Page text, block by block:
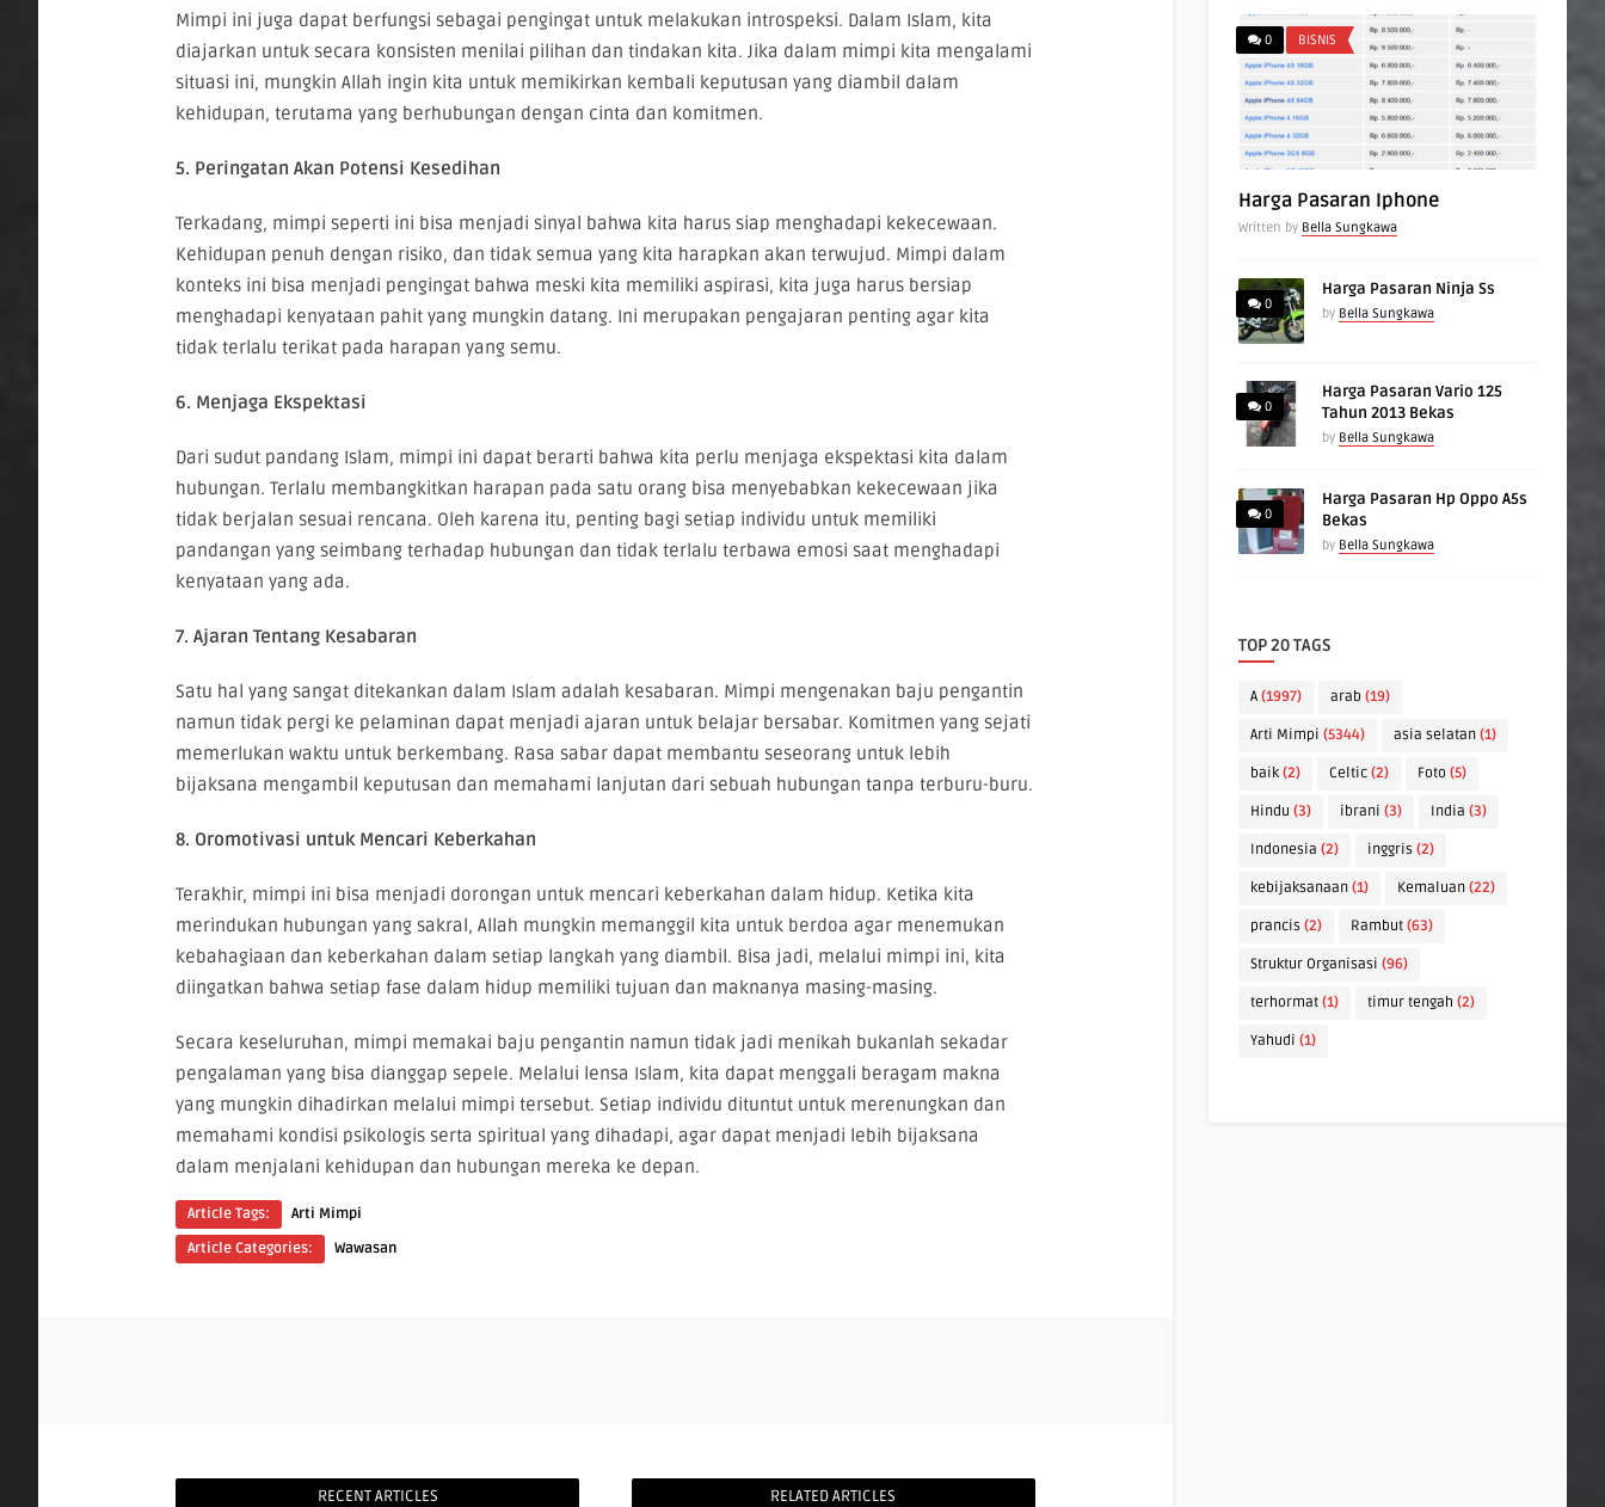
Mimpi ini juga dapat berfungsi sebagai pengingat untuk melakukan introspeksi. Dalam Islam, kita
diajarkan untuk secara konsisten menilai pilihan dan tindakan kita. Jika dalam mimpi kita mengalami
situasi ini, mungkin Allah ingin kita untuk memikirkan kembali keputusan yang diambil dalam
kehidupan, terutama yang berhubungan dengan cinta dan komitmen.
5. Peringatan Akan Potensi Kesedihan
Terkadang, mimpi seperti ini bisa menjadi sinyal bahwa kita harus siap menghadapi kekecewaan.
Kehidupan penuh dengan risiko, dan tidak semua yang kita harapkan akan terwujud. Mimpi dalam
konteks ini bisa menjadi pengingat bahwa meski kita memiliki aspirasi, kita juga harus bersiap
menghadapi kenyataan pahit yang mungkin datang. Ini merupakan pengajaran penting agar kita
tidak terlalu terikat pada harapan yang semu.
6. Menjaga Ekspektasi
Dari sudut pandang Islam, mimpi ini dapat berarti bahwa kita perlu menjaga ekspektasi kita dalam
hubungan. Terlalu membangkitkan harapan pada satu orang bisa menyebabkan kekecewaan jika
tidak berjalan sesuai rencana. Oleh karena itu, penting bagi setiap individu untuk memiliki
pandangan yang seimbang terhadap hubungan dan tidak terlalu terbawa emosi saat menghadapi
kenyataan yang ada.
7. Ajaran Tentang Kesabaran
Satu hal yang sangat ditekankan dalam Islam adalah kesabaran. Mimpi mengenakan baju pengantin
namun tidak pergi ke pelaminan dapat menjadi ajaran untuk belajar bersabar. Komitmen yang sejati
memerlukan waktu untuk berkembang. Rasa sabar dapat membantu seseorang untuk lebih
bijaksana mengambil keputusan dan memahami lanjutan dari sebuah hubungan tanpa terburu-buru.
8. Oromotivasi untuk Mencari Keberkahan
Terakhir, mimpi ini bisa menjadi dorongan untuk mencari keberkahan dalam hidup. Ketika kita
merindukan hubungan yang sakral, Allah mungkin memanggil kita untuk berdoa agar menemukan
kebahagiaan dan keberkahan dalam setiap langkah yang diambil. Bisa jadi, melalui mimpi ini, kita
diingatkan bahwa setiap fase dalam hidup memiliki tujuan dan maknanya masing-masing.
Secara keseluruhan, mimpi memakai baju pengantin namun tidak jadi menikah bukanlah sekadar
pengalaman yang bisa dianggap sepele. Melalui lensa Islam, kita dapat menggali beragam makna
yang mungkin dihadirkan melalui mimpi tersebut. Setiap individu dituntut untuk merenungkan dan
memahami kondisi psikologis serta spiritual yang dihadapi, agar dapat menjadi lebih bijaksana
dalam menjalani kehidupan dan hubungan mereka ke depan.
Article Tags:
Arti Mimpi
Article Categories:
Wawasan
RECENT ARTICLES RELATED ARTICLES
0 BISNIS
Harga Pasaran Iphone
Written by Bella Sungkawa
0
Harga Pasaran Ninja Ss
by Bella Sungkawa
0
Harga Pasaran Vario 125
Tahun 2013 Bekas
by Bella Sungkawa
0
Harga Pasaran Hp Oppo A5s
Bekas
by Bella Sungkawa
TOP 20 TAGS
A (1997) arab (19)
Arti Mimpi (5344) asia selatan (1)
baik (2) Celtic (2) Foto (5)
Hindu (3) ibrani (3) India (3)
Indonesia (2) inggris (2)
kebijaksanaan (1) Kemaluan (22)
prancis (2) Rambut (63)
Struktur Organisasi (96)
terhormat (1) timur tengah (2)
Yahudi (1)